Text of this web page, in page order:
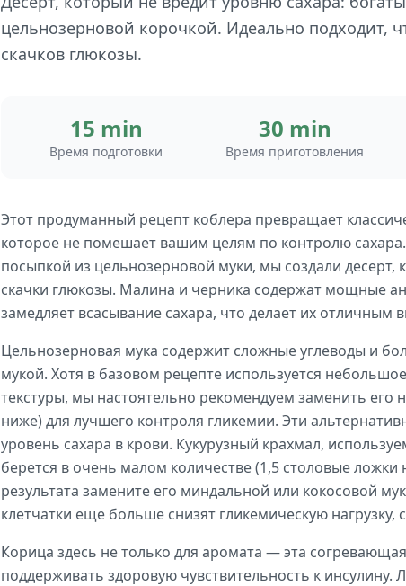
цельнозерновой корочкой. Идеально подходит,
скачков глюкозы.
15 min
Время подготовки
30 min
Время приготовления
Этот продуманный рецепт коблера превращает
которое не помешает вашим целям по контролю
посыпкой из цельнозерновой муки, мы создали десерт,
скачки глюкозы. Малина и черника содержат мощные
замедляет всасывание сахара, что делает их отличным
Цельнозерновая мука содержит сложные углеводы и
мукой. Хотя в базовом рецепте используется
текстуры, мы настоятельно рекомендуем заменить его
ниже) для лучшего контроля гликемии. Эти
уровень сахара в крови. Кукурузный крахмал,
берется в очень малом количестве (1,5 столовые
результата замените его миндальной или кокосовой
клетчатки еще больше снизят гликемическую нагрузку,
Корица здесь не только для аромата — эта
поддерживать здоровую чувствительность к